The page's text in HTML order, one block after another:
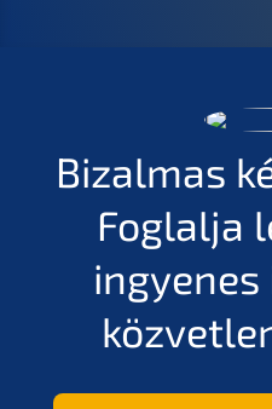
Bizal­mas
Foglal­ja